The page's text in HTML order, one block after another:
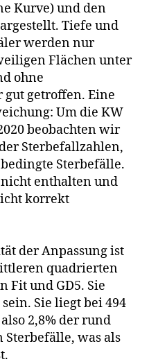
Kurve) und den
Tiefe und
werden nur
Flächen unter
ohne
gut getroffen. Eine
Um die KW
beobachten wir
Sterbefallzahlen,
Sterbefälle.
enthalten und
korrekt
der Anpassung ist
quadrierten
Fit und GD5. Sie
Sie liegt bei 494
2,8% der rund
Sterbefälle, was als